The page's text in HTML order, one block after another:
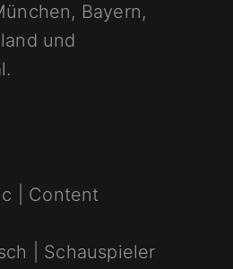
Bayern,
und
| Content
| Schauspieler